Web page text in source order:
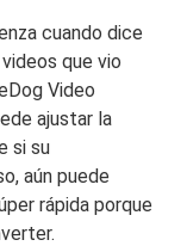
cuando dice
que vio
Video
ajustar la
si su
aún puede
rápida porque